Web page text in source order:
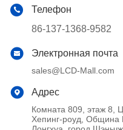
Телефон
86-137-1368-9582
Электронная почта
sales@LCD-Mall.com
Адрес
Комната 809, этаж 8,
Хепинг-роуд, Община